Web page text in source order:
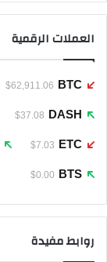
العملات الرقمية
BTC
$62,911.06
DASH
$37.08
ETC
$7.03
BTS
$0.00
روابط مفيدة